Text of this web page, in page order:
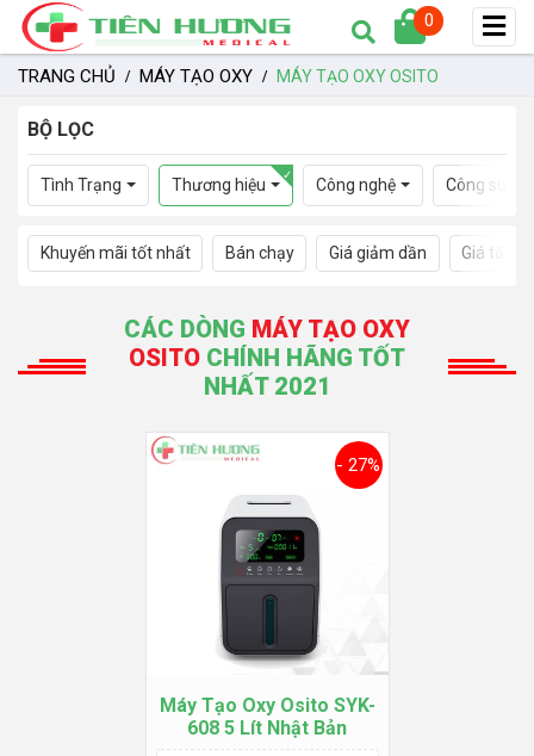
0
TRANG CHỦ MÁY TẠO OXY MÁY TẠO OXY OSITO
BỘ LỌC
Tình Trạng Thương hiệu Công nghệ Công suất
Khuyến mãi tốt nhất Bán chạy Giá giảm dần Giá tăng
CÁC DÒNG MÁY TẠO OXY
OSITO CHÍNH HÃNG TỐT
NHẤT 2021
- 27%
Máy Tạo Oxy Osito SYK-
608 5 Lít Nhật Bản